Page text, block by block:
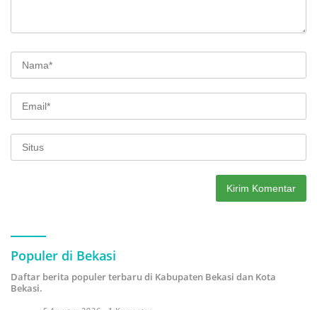
Populer di Bekasi
Daftar berita populer terbaru di Kabupaten Bekasi dan Kota
Bekasi.